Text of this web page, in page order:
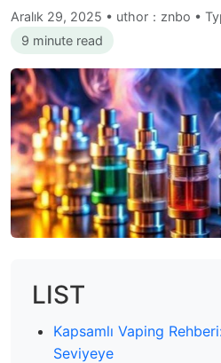
Aralık 29, 2025 • uthor：znbo •
9 minute read
LIST
Kapsamlı Vaping
Seviyeye